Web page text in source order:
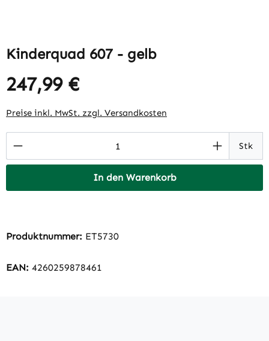
Kinderquad 607 - gelb
Regulärer Preis:
247,99 €
Preise inkl. MwSt. zzgl. Versandkosten
Produkt Anzahl: Gib den gewünschtenStk
In den Warenkorb
Produktnummer: ET5730
EAN: 4260259878461